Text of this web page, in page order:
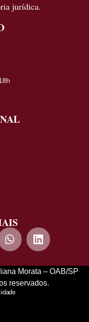
jurídica.
Morata – OAB/SP
reservados.